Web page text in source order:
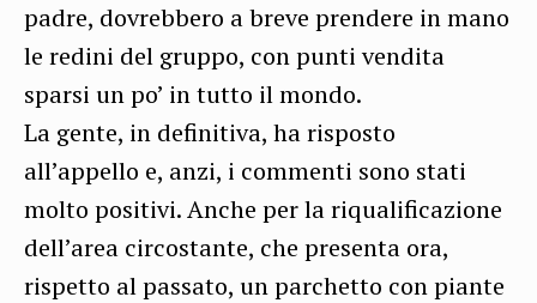
padre, dovrebbero a breve prendere in mano
le redini del gruppo, con punti vendita
sparsi un po’ in tutto il mondo.
La gente, in definitiva, ha risposto
all’appello e, anzi, i commenti sono stati
molto positivi. Anche per la riqualificazione
dell’area circostante, che presenta ora,
rispetto al passato, un parchetto con piante